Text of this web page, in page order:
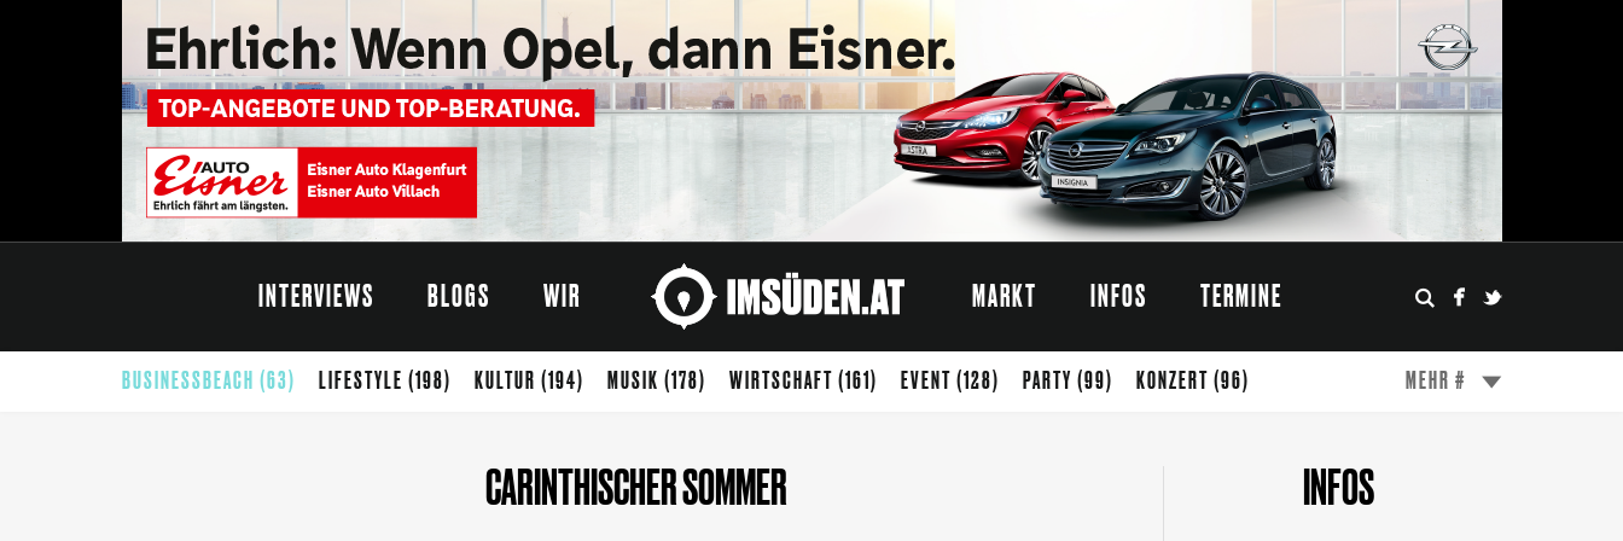
INTERVIEWS BLOGS WIR MARKT INFOS TERMINE
MEHR #
BUSINESSBEACH (63) LIFESTYLE (198) KULTUR (194) MUSIK (178) WIRTSCHAFT (161) EVENT (128) PARTY (99) KONZERT (96)
FOTO(39) SPORT(37) ARCHITEKTUR (27) DESIGN
CARINTHISCHER SOMMER INFOS